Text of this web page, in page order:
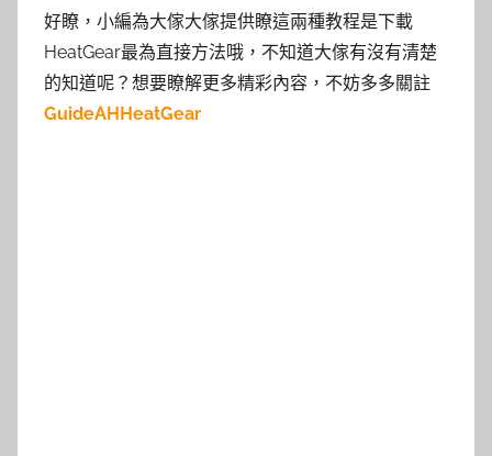
好瞭，小編為大傢大傢提供瞭這兩種教程是下載
HeatGear最為直接方法哦，不知道大傢有沒有清楚
的知道呢？想要瞭解更多精彩內容，不妨多多關註
GuideAHHeatGear